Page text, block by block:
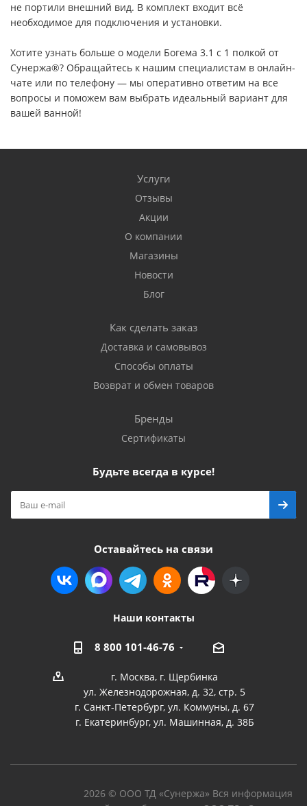
не портили внешний вид. В комплект входит всё
необходимое для подключения и установки.
Хотите узнать больше о модели Богема 3.1 с 1 полкой от
Сунержа®? Обращайтесь к нашим специалистам в онлайн-
чате или по телефону — мы оперативно ответим на все
вопросы и поможем вам выбрать идеальный вариант для
вашей ванной!
Услуги
Отзывы
Акции
О компании
Магазины
Новости
Блог
Как сделать заказ
Доставка и самовывоз
Способы оплаты
Возврат и обмен товаров
Бренды
Сертификаты
Будьте всегда в курсе!
Оставайтесь на связи
Наши контакты
8 800 101-46-76
г. Москва, г. Щербинка
ул. Железнодорожная, д. 32, стр. 5
г. Санкт-Петербург, ул. Коммуны, д. 67
г. Екатеринбург, ул. Машинная, д. 38Б
2026 © ООО ТД «Сунержа» Вся информация